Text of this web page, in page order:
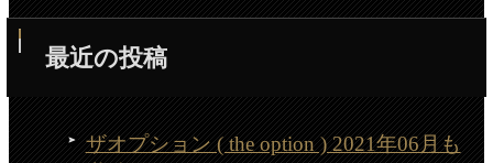
最近の投稿
ザオプション ( the option ) 2021年06月も